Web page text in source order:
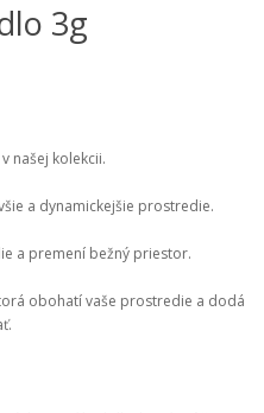
3g
našej kolekcii.
a dynamickejšie prostredie.
a premení bežný priestor.
obohatí vaše prostredie a dodá